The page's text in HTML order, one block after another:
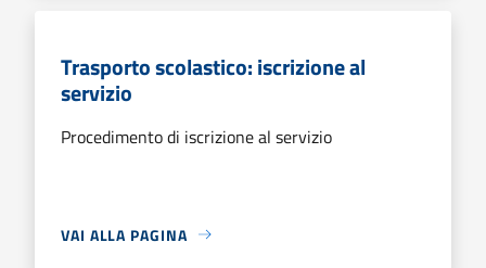
Trasporto scolastico: iscrizione al
servizio
Procedimento di iscrizione al servizio
VAI ALLA PAGINA